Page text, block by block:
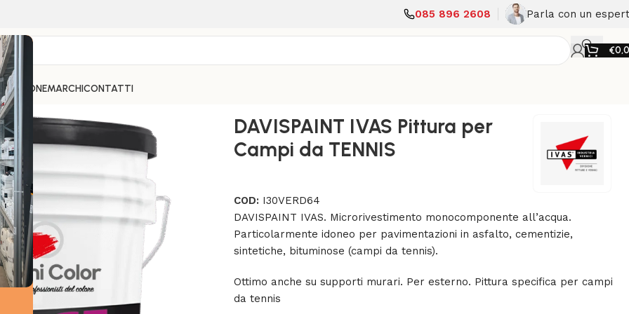
085 896 2608 Parla con un
€
MARCHICONTATTI
IVAS Pittura per Campi da TENNIS
DAVISPAINT IVAS Pittura per
Campi da TENNIS
COD: I30VERD64
DAVISPAINT IVAS. Microrivestimento monocomponente all’acqua.
Particolarmente idoneo per pavimentazioni in asfalto, cementizie,
sintetiche, bituminose (campi da tennis).
Ottimo anche su supporti murari. Per esterno. Pittura specifica per campi
da tennis